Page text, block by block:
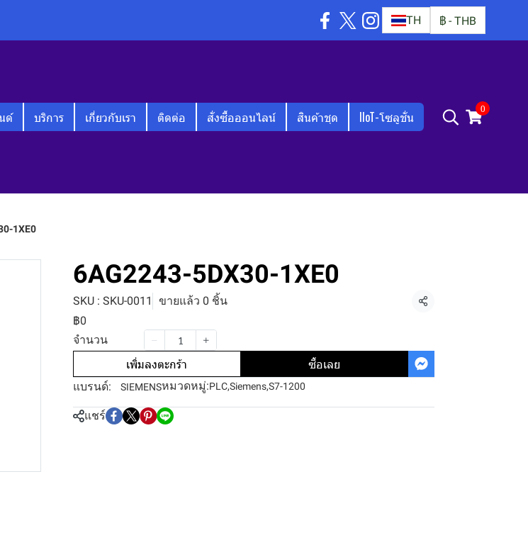
TH ฿ - THB
ด์ บริการ เกี่ยวกับเรา ติดต่อ สั่งซื้อออนไลน์ สินค้าชุด IIoT-โซลูชั่น 0
1XE0
6AG2243-5DX30-1XE0
SKU : SKU-0011 ขายแล้ว 0 ชิ้น แชร์
฿0
จำนวน
เพิ่มลงตะกร้า ซื้อเลย
แบรนด์: SIEMENSหมวดหมู่:PLC,Siemens,S7-1200
แชร์